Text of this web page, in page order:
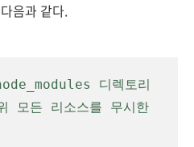
음과 같다.
디렉토리
모든 리소스를 무시한